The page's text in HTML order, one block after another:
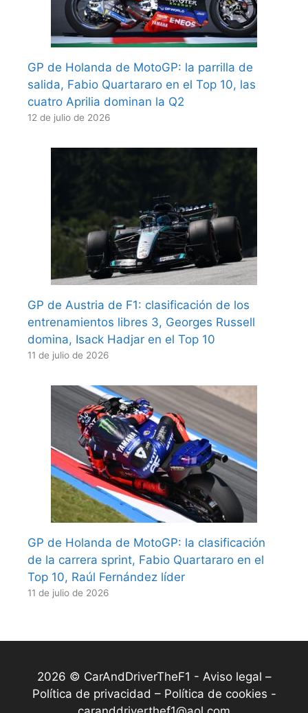
GP de Holanda de MotoGP: la parrilla de
salida, Fabio Quartararo en el Top 10, las
cuatro Aprilia dominan la Q2
12 de julio de 2026
GP de Austria de F1: clasificación de los
entrenamientos libres 3, Georges Russell
domina, Isack Hadjar en el Top 10
11 de julio de 2026
GP de Holanda de MotoGP: la clasificación
de la carrera sprint, Fabio Quartararo en el
Top 10, Raúl Fernández líder
11 de julio de 2026
2026 © CarAndDriverTheF1 - Aviso legal –
Política de privacidad – Política de cookies -